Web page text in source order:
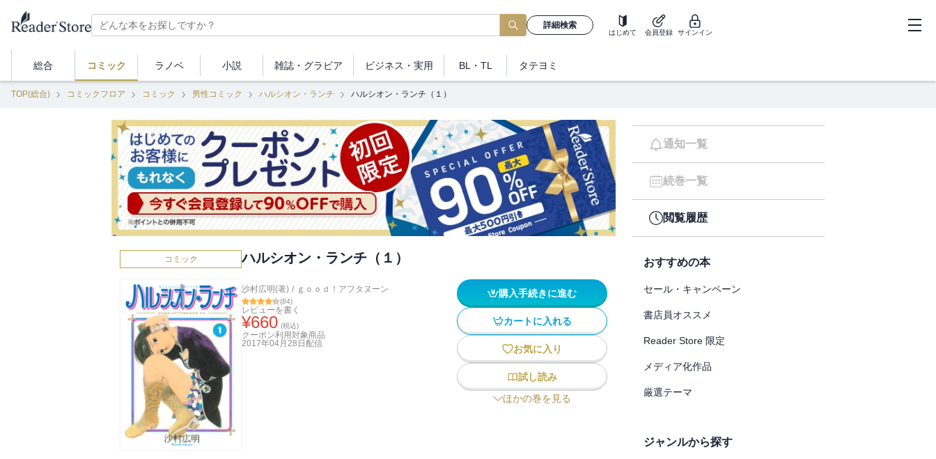
詳細検索
はじめて 会員登録 サインイン
総合 コミック ラノベ 小説 雑誌・ グラビア ビジネス ・実用 BL・TL タテヨミ
TOP(総合) コミックフロア コミック 男性コミック ハルシオン・ランチ ハルシオン・ランチ（１）
コミック ハルシオン・ランチ（１）
沙村広明(著) / ｇｏｏｄ！アフタヌーン
(84)
レビューを書く
¥660 (税込)
クーポン利用対象商品
2017年04月28日 配信
購入手続きに進む
カートに入れる
お気に入り
試し読み
ほかの巻を見る
通知一覧
続巻一覧
閲覧履歴
おすすめの本
セール・キャンペーン
書店員オススメ
Reader Store 限定
メディア化作品
厳選テーマ
ジャンルから探す